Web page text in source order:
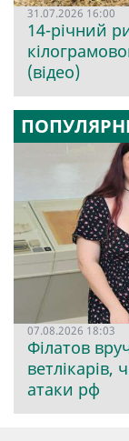
31.07.2026 16:00
14-річний
(відео)
07.08.2026 18:03
Філатов
ветлікарів,
атаки рф